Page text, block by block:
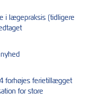
i lægepraksis (tidligere
forhøjes ferietillægget
for store